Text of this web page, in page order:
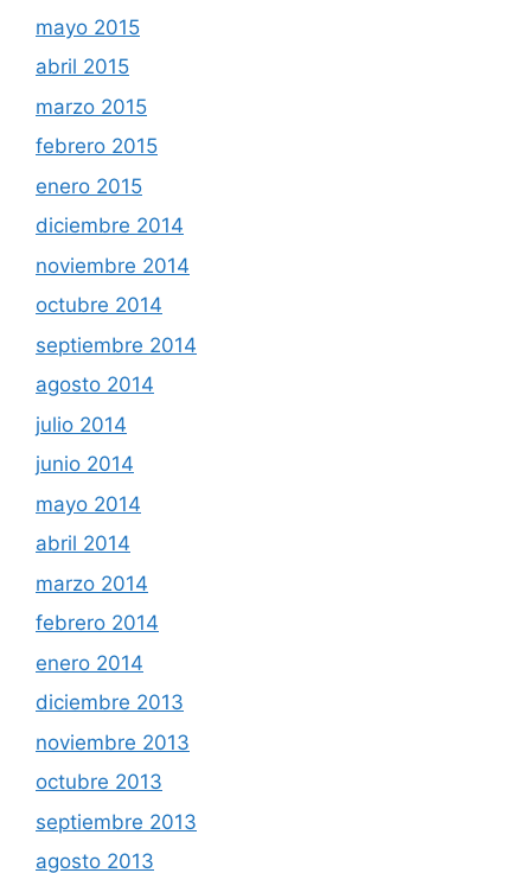
mayo 2015
abril 2015
marzo 2015
febrero 2015
enero 2015
diciembre 2014
noviembre 2014
octubre 2014
septiembre 2014
agosto 2014
julio 2014
junio 2014
mayo 2014
abril 2014
marzo 2014
febrero 2014
enero 2014
diciembre 2013
noviembre 2013
octubre 2013
septiembre 2013
agosto 2013